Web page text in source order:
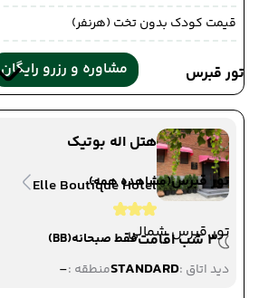
تور قبرس
تور قبرس(مشاهده همه)
تور قبرس شمالی
قیمت کودک بدون تخت (هرنفر)
مشاوره و رزرو رایگان
هتل اله بوتیک
Elle Boutique Hotel
3 شب اقامت
فقط صبحانه(BB)
دید اتاق :STANDARDمنطقه :-